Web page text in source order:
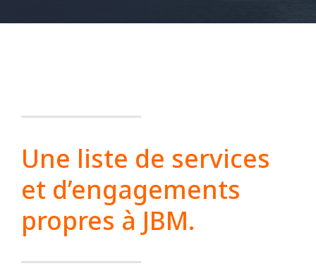
Une liste de services
et d’engagements
propres à JBM.